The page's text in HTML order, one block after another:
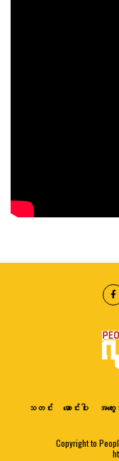
သတင်း ဆောင်းပါး အတွေ
Copyright to